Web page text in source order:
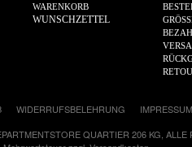
WARENKORB
WUNSCHZETTEL
WIDERRUFSBELEHRUNG
IMPRESSUM
QUARTIER 206 KG, ALLE